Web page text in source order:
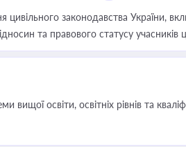
законодавства України,
та правового статусу учасників
освіти, освітніх рівнів та